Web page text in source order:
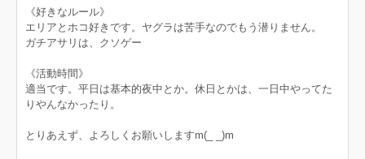
《好きなルール》
エリアとホコ好きです。ヤグラは苦手なのでもう潜りません。
ガチアサリは、クソゲー
《活動時間》
適当です。平日は基本的夜中とか。休日とかは、一日中やってた
りやんなかったり。
とりあえず、よろしくお願いしますm(_ _)m